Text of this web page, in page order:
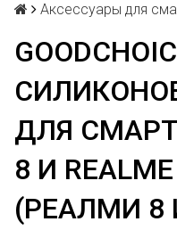
Аксессуары для
ДЛЯ
8 И
(РЕАЛМИ 8